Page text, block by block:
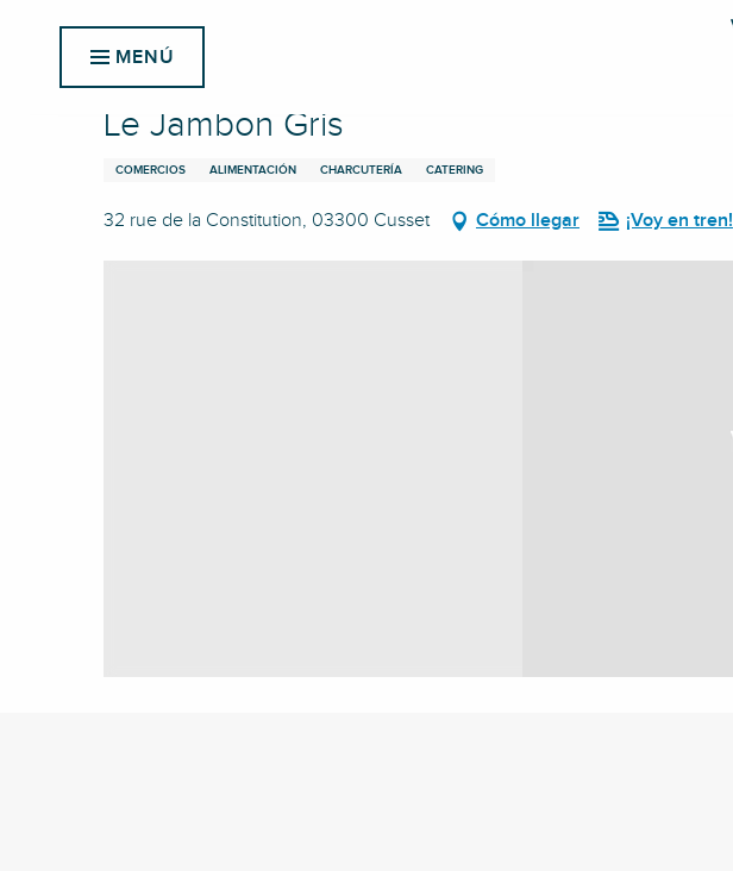
MENÚ
Inicio Le Jambon Gris
Le Jambon Gris
COMERCIOS ALIMENTACIÓN CHARCUTERÍA CATERING
32 rue de la Constitution, 03300 Cusset Cómo llegar ¡Voy en tren!